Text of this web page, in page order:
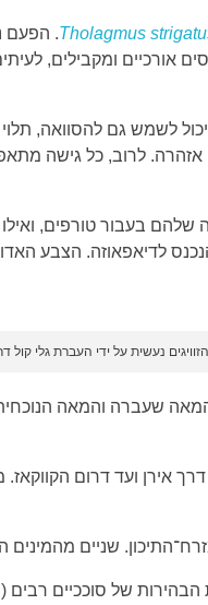
Tholagmus. הפעם
אורכיים ומקבילים,
יכול לשמש גם להסוואה,
לרוב, כל גישה
בעבור טורפים,
לדיאפאוזה. הצבע
נעשית על ידי העברת גלי קול
אירן ועד דרום
שניים
של סוככיים רבים